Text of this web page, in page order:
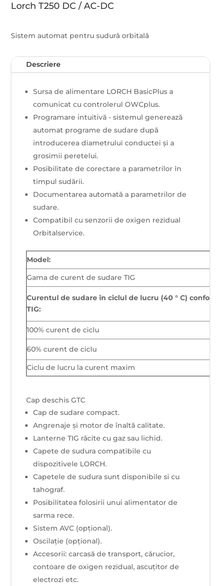
Lorch T250 DC / AC-DC
Sistem automat pentru sudură orbitală
Descriere
Sursa de alimentare LORCH BasicPlus a
comunicat cu controlerul OWCplus.
Programare intuitivă - sistemul generează
automat programe de sudare după
introducerea diametrului conductei și a
grosimii peretelui.
Posibilitate de corectare a parametrilor în
timpul sudării.
Documentarea automată a parametrilor de
sudare.
Compatibil cu senzorii de oxigen rezidual
Orbitalservice.
Model:
Gama de curent de sudare TIG
Curentul de sudare în ciclul de lucru (40 ° C) conform
TIG:
100% curent de ciclu
60% curent de ciclu
Ciclu de lucru la curent maxim
Cap deschis GTC
Cap de sudare compact.
Angrenaje și motor de înaltă calitate.
Lanterne TIG răcite cu gaz sau lichid.
Capete de sudura compatibile cu
dispozitivele LORCH.
Capetele de sudura sunt disponibile si cu
tahograf.
Posibilitatea folosirii unui alimentator de
sarma rece.
Sistem AVC (opțional).
Oscilație (opțional).
Accesorii: carcasă de transport, cărucior,
contoare de oxigen rezidual, ascuțitor de
electrozi etc.